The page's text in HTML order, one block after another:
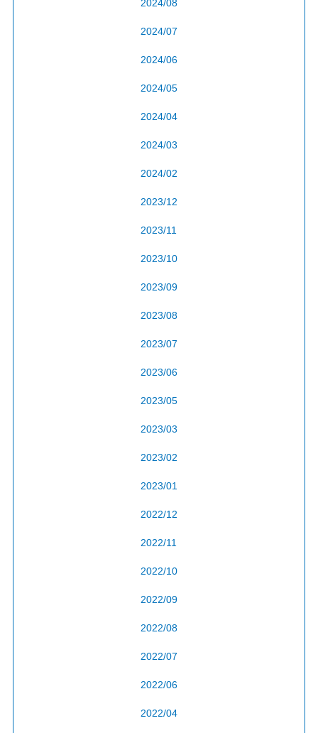
2024/08
2024/07
2024/06
2024/05
2024/04
2024/03
2024/02
2023/12
2023/11
2023/10
2023/09
2023/08
2023/07
2023/06
2023/05
2023/03
2023/02
2023/01
2022/12
2022/11
2022/10
2022/09
2022/08
2022/07
2022/06
2022/04